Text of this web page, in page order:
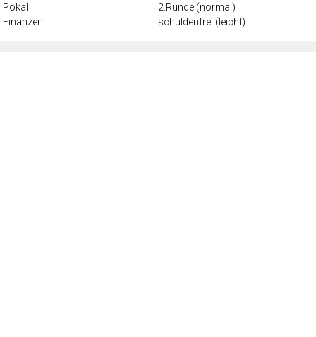
Pokal
2.Runde (normal)
Finanzen
schuldenfrei (leicht)